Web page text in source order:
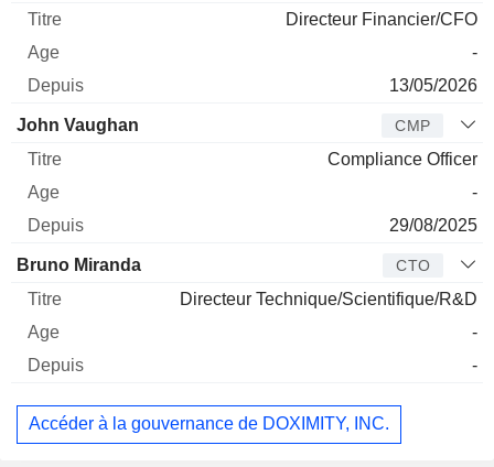
Directeur Financier/CFO
-
13/05/2026
John Vaughan CMP
Compliance Officer
-
29/08/2025
Bruno Miranda CTO
Directeur Technique/Scientifique/R&D
-
-
Accéder à la gouvernance de DOXIMITY, INC.